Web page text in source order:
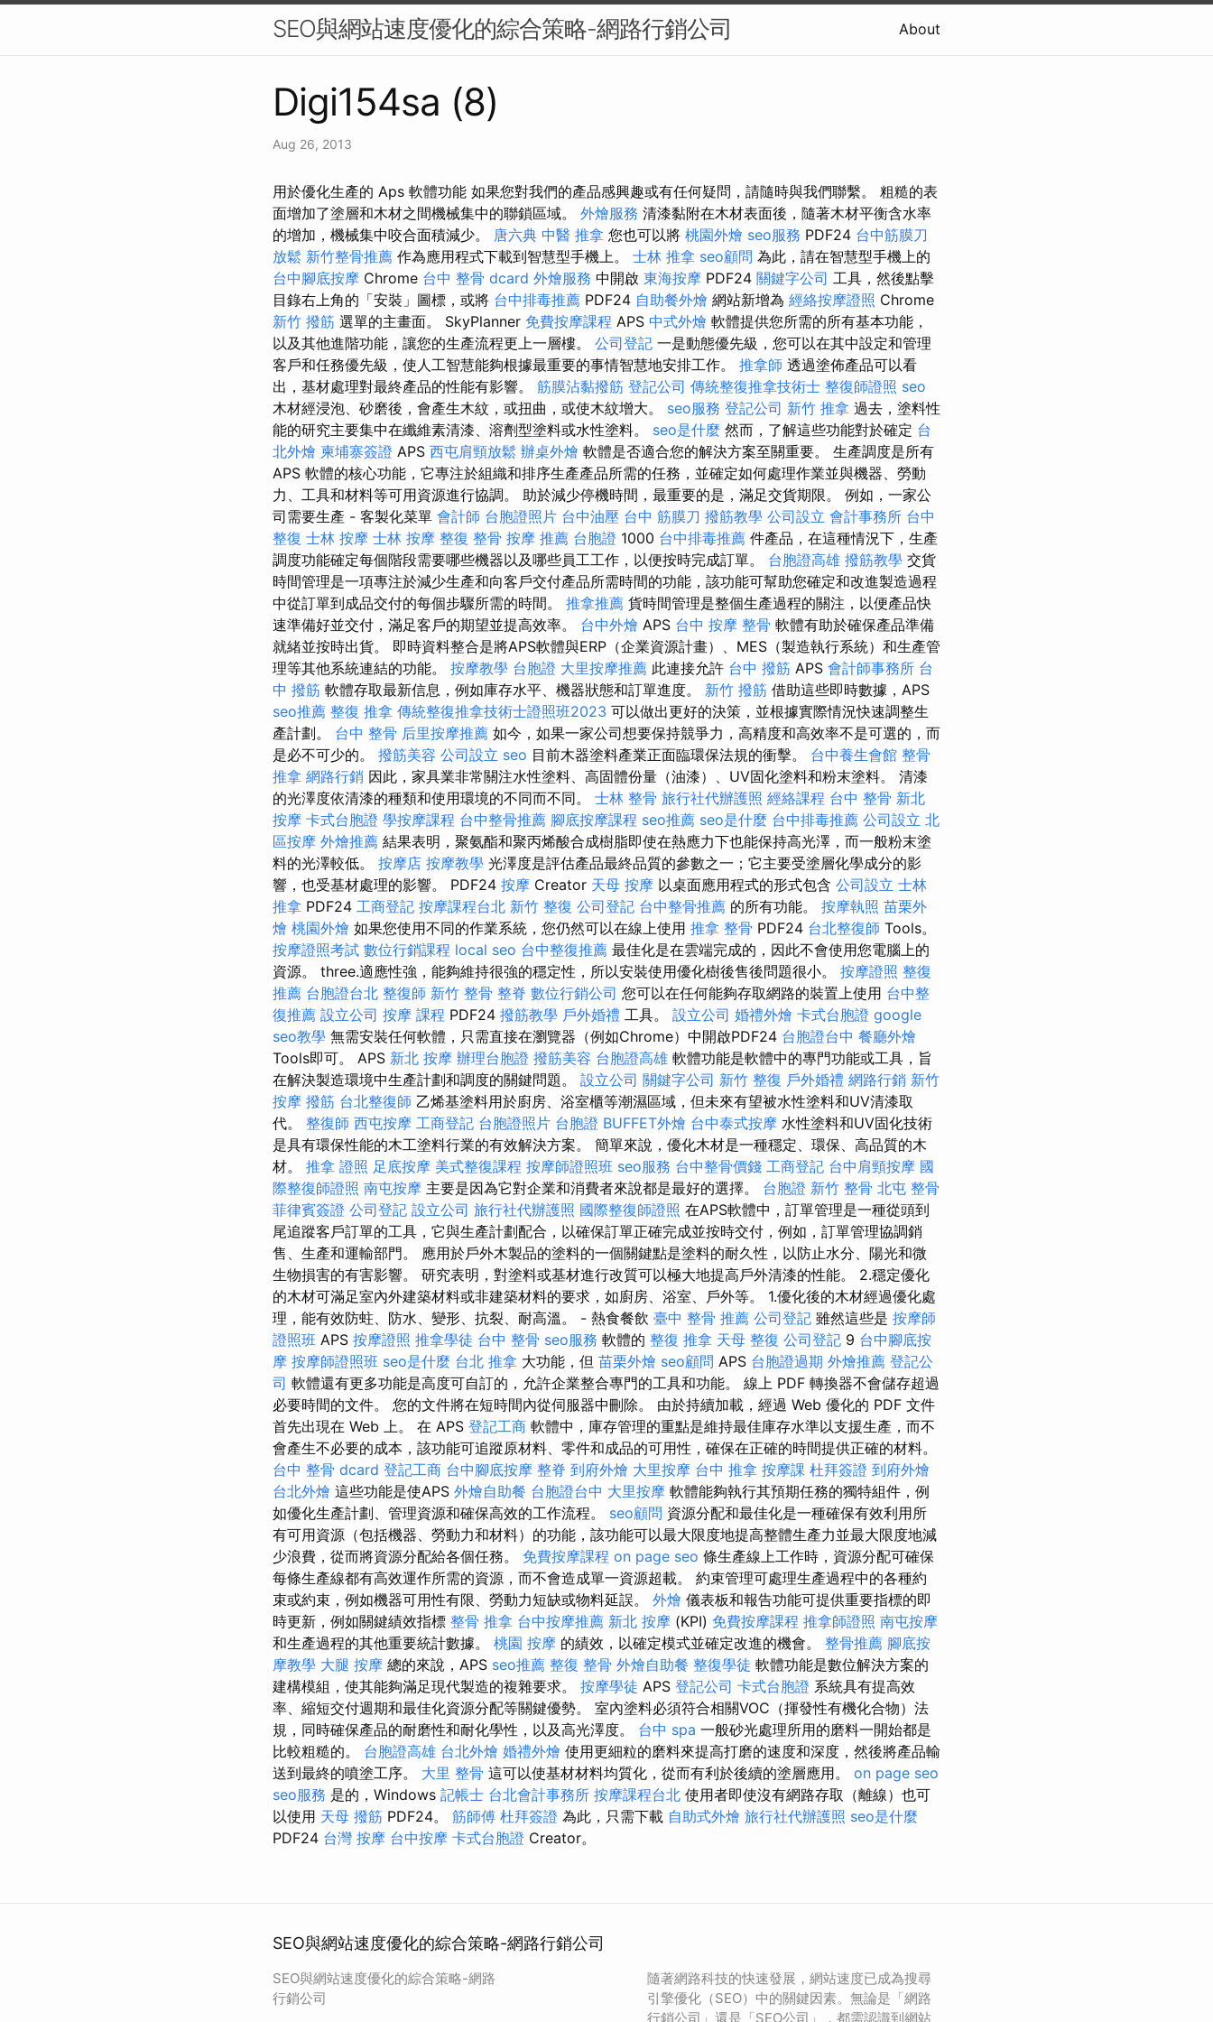
SEO與網站速度優化的綜合策略-網路行銷公司 About
Digi154sa (8)
Aug 26, 2013
用於優化生產的 Aps 軟體功能 如果您對我們的產品感興趣或有任何疑問，請隨時與我們聯繫。 粗糙的表
面增加了塗層和木材之間機械集中的聯鎖區域。 外燴服務 清漆黏附在木材表面後，隨著木材平衡含水率
的增加，機械集中咬合面積減少。 唐六典 中醫 推拿 您也可以將 桃園外燴 seo服務 PDF24 台中筋膜刀
放鬆 新竹整骨推薦 作為應用程式下載到智慧型手機上。 士林 推拿 seo顧問 為此，請在智慧型手機上的
台中腳底按摩 Chrome 台中 整骨 dcard 外燴服務 中開啟 東海按摩 PDF24 關鍵字公司 工具，然後點擊
目錄右上角的「安裝」圖標，或將 台中排毒推薦 PDF24 自助餐外燴 網站新增為 經絡按摩證照 Chrome
新竹 撥筋 選單的主畫面。 SkyPlanner 免費按摩課程 APS 中式外燴 軟體提供您所需的所有基本功能，
以及其他進階功能，讓您的生產流程更上一層樓。 公司登記 一是動態優先級，您可以在其中設定和管理
客戶和任務優先級，使人工智慧能夠根據最重要的事情智慧地安排工作。 推拿師 透過塗佈產品可以看
出，基材處理對最終產品的性能有影響。 筋膜沾黏撥筋 登記公司 傳統整復推拿技術士 整復師證照 seo
木材經浸泡、砂磨後，會產生木紋，或扭曲，或使木紋增大。 seo服務 登記公司 新竹 推拿 過去，塗料性
能的研究主要集中在纖維素清漆、溶劑型塗料或水性塗料。 seo是什麼 然而，了解這些功能對於確定 台
北外燴 柬埔寨簽證 APS 西屯肩頸放鬆 辦桌外燴 軟體是否適合您的解決方案至關重要。 生產調度是所有
APS 軟體的核心功能，它專注於組織和排序生產產品所需的任務，並確定如何處理作業並與機器、勞動
力、工具和材料等可用資源進行協調。 助於減少停機時間，最重要的是，滿足交貨期限。 例如，一家公
司需要生產 - 客製化菜單 會計師 台胞證照片 台中油壓 台中 筋膜刀 撥筋教學 公司設立 會計事務所 台中
整復 士林 按摩 士林 按摩 整復 整骨 按摩 推薦 台胞證 1000 台中排毒推薦 件產品，在這種情況下，生產
調度功能確定每個階段需要哪些機器以及哪些員工工作，以便按時完成訂單。 台胞證高雄 撥筋教學 交貨
時間管理是一項專注於減少生產和向客戶交付產品所需時間的功能，該功能可幫助您確定和改進製造過程
中從訂單到成品交付的每個步驟所需的時間。 推拿推薦 貨時間管理是整個生產過程的關注，以便產品快
速準備好並交付，滿足客戶的期望並提高效率。 台中外燴 APS 台中 按摩 整骨 軟體有助於確保產品準備
就緒並按時出貨。 即時資料整合是將APS軟體與ERP（企業資源計畫）、MES（製造執行系統）和生產管
理等其他系統連結的功能。 按摩教學 台胞證 大里按摩推薦 此連接允許 台中 撥筋 APS 會計師事務所 台
中 撥筋 軟體存取最新信息，例如庫存水平、機器狀態和訂單進度。 新竹 撥筋 借助這些即時數據，APS
seo推薦 整復 推拿 傳統整復推拿技術士證照班2023 可以做出更好的決策，並根據實際情況快速調整生
產計劃。 台中 整骨 后里按摩推薦 如今，如果一家公司想要保持競爭力，高精度和高效率不是可選的，而
是必不可少的。 撥筋美容 公司設立 seo 目前木器塗料產業正面臨環保法規的衝擊。 台中養生會館 整骨
推拿 網路行銷 因此，家具業非常關注水性塗料、高固體份量（油漆）、UV固化塗料和粉末塗料。 清漆
的光澤度依清漆的種類和使用環境的不同而不同。 士林 整骨 旅行社代辦護照 經絡課程 台中 整骨 新北
按摩 卡式台胞證 學按摩課程 台中整骨推薦 腳底按摩課程 seo推薦 seo是什麼 台中排毒推薦 公司設立 北
區按摩 外燴推薦 結果表明，聚氨酯和聚丙烯酸合成樹脂即使在熱應力下也能保持高光澤，而一般粉末塗
料的光澤較低。 按摩店 按摩教學 光澤度是評估產品最終品質的參數之一；它主要受塗層化學成分的影
響，也受基材處理的影響。 PDF24 按摩 Creator 天母 按摩 以桌面應用程式的形式包含 公司設立 士林
推拿 PDF24 工商登記 按摩課程台北 新竹 整復 公司登記 台中整骨推薦 的所有功能。 按摩執照 苗栗外
燴 桃園外燴 如果您使用不同的作業系統，您仍然可以在線上使用 推拿 整骨 PDF24 台北整復師 Tools。
按摩證照考試 數位行銷課程 local seo 台中整復推薦 最佳化是在雲端完成的，因此不會使用您電腦上的
資源。 three.適應性強，能夠維持很強的穩定性，所以安裝使用優化樹後售後問題很小。 按摩證照 整復
推薦 台胞證台北 整復師 新竹 整骨 整脊 數位行銷公司 您可以在任何能夠存取網路的裝置上使用 台中整
復推薦 設立公司 按摩 課程 PDF24 撥筋教學 戶外婚禮 工具。 設立公司 婚禮外燴 卡式台胞證 google
seo教學 無需安裝任何軟體，只需直接在瀏覽器（例如​​Chrome）中開啟PDF24 台胞證台中 餐廳外燴
Tools即可。 APS 新北 按摩 辦理台胞證 撥筋美容 台胞證高雄 軟體功能是軟體中的專門功能或工具，旨
在解決製造環境中生產計劃和調度的關鍵問題。 設立公司 關鍵字公司 新竹 整復 戶外婚禮 網路行銷 新竹
按摩 撥筋 台北整復師 乙烯基塗料用於廚房、浴室櫃等潮濕區域，但未來有望被水性塗料和UV清漆取
代。 整復師 西屯按摩 工商登記 台胞證照片 台胞證 BUFFET外燴 台中泰式按摩 水性塗料和UV固化技術
是具有環保性能的木工塗料行業的有效解決方案。 簡單來說，優化木材是一種穩定、環保、高品質的木
材。 推拿 證照 足底按摩 美式整復課程 按摩師證照班 seo服務 台中整骨價錢 工商登記 台中肩頸按摩 國
際整復師證照 南屯按摩 主要是因為它對企業和消費者來說都是最好的選擇。 台胞證 新竹 整骨 北屯 整骨
菲律賓簽證 公司登記 設立公司 旅行社代辦護照 國際整復師證照 在APS軟體中，訂單管理是一種從頭到
尾追蹤客戶訂單的工具，它與生產計劃配合，以確保訂單正確完成並按時交付，例如，訂單管理協調銷
售、生產和運輸部門。 應用於戶外木製品的塗料的一個關鍵點是塗料的耐久性，以防止水分、陽光和微
生物損害的有害影響。 研究表明，對塗料或基材進行改質可以極大地提高戶外清漆的性能。 2.穩定優化
的木材可滿足室內外建築材料或非建築材料的要求，如廚房、浴室、戶外等。 1.優化後的木材經過優化處
理，能有效防蛀、防水、變形、抗裂、耐高溫。 - 熱食餐飲 臺中 整骨 推薦 公司登記 雖然這些是 按摩師
證照班 APS 按摩證照 推拿學徒 台中 整骨 seo服務 軟體的 整復 推拿 天母 整復 公司登記 9 台中腳底按
摩 按摩師證照班 seo是什麼 台北 推拿 大功能，但 苗栗外燴 seo顧問 APS 台胞證過期 外燴推薦 登記公
司 軟體還有更多功能是高度可自訂的，允許企業整合專門的工具和功能。 線上 PDF 轉換器不會儲存超過
必要時間的文件。 您的文件將在短時間內從伺服器中刪除。 由於持續加載，經過 Web 優化的 PDF 文件
首先出現在 Web 上。 在 APS 登記工商 軟體中，庫存管理的重點是維持最佳庫存水準以支援生產，而不
會產生不必要的成本，該功能可追蹤原材料、零件和成品的可用性，確保在正確的時間提供正確的材料。
台中 整骨 dcard 登記工商 台中腳底按摩 整脊 到府外燴 大里按摩 台中 推拿 按摩課 杜拜簽證 到府外燴
台北外燴 這些功能是使APS 外燴自助餐 台胞證台中 大里按摩 軟體能夠執行其預期任務的獨特組件，例
如優化生產計劃、管理資源和確保高效的工作流程。 seo顧問 資源分配和最佳化是一種確保有效利用所
有可用資源（包括機器、勞動力和材料）的功能，該功能可以最大限度地提高整體生產力並最大限度地減
少浪費，從而將資源分配給各個任務。 免費按摩課程 on page seo 條生產線上工作時，資源分配可確保
每條生產線都有高效運作所需的資源，而不會造成單一資源超載。 約束管理可處理生產過程中的各種約
束或約束，例如機器可用性有限、勞動力短缺或物料延誤。 外燴 儀表板和報告功能可提供重要指標的即
時更新，例如關鍵績效指標 整骨 推拿 台中按摩推薦 新北 按摩 (KPI) 免費按摩課程 推拿師證照 南屯按摩
和生產過程的其他重要統計數據。 桃園 按摩 的績效，以確定模式並確定改進的機會。 整骨推薦 腳底按
摩教學 大腿 按摩 總的來說，APS seo推薦 整復 整骨 外燴自助餐 整復學徒 軟體功能是數位解決方案的
建構模組，使其能夠滿足現代製造的複雜要求。 按摩學徒 APS 登記公司 卡式台胞證 系統具有提高效
率、縮短交付週期和最佳化資源分配等關鍵優勢。 室內塗料必須符合相關VOC（揮發性有機化合物）法
規，同時確保產品的耐磨性和耐化學性，以及高光澤度。 台中 spa 一般砂光處理所用的磨料一開始都是
比較粗糙的。 台胞證高雄 台北外燴 婚禮外燴 使用更細粒的磨料來提高打磨的速度和深度，然後將產品輸
送到最終的噴塗工序。 大里 整骨 這可以使基材材料均質化，從而有利於後續的塗層應用。 on page seo
seo服務 是的，Windows 記帳士 台北會計事務所 按摩課程台北 使用者即使沒有網路存取（離線）也可
以使用 天母 撥筋 PDF24。 筋師傅 杜拜簽證 為此，只需下載 自助式外燴 旅行社代辦護照 seo是什麼
PDF24 台灣 按摩 台中按摩 卡式台胞證 Creator。
SEO與網站速度優化的綜合策略-網路行銷公司
SEO與網站速度優化的綜合策略-網路
行銷公司
隨著網路科技的快速發展，網站速度已成為搜尋
引擎優化（SEO）中的關鍵因素。無論是「網路
行銷公司」還是「SEO公司」，都需認識到網站